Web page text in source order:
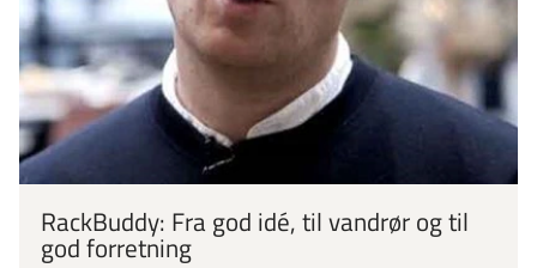
RackBuddy: Fra god idé, til vandrør og til
god forretning